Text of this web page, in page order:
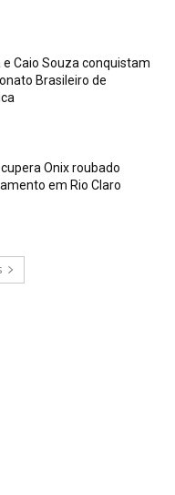
e Caio Souza conquistam
Brasileiro de
Onix roubado
em Rio Claro